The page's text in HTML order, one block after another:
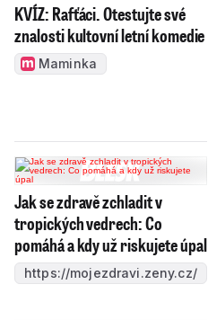
KVÍZ: Rafťáci. Otestujte své
znalosti kultovní letní komedie
Maminka
Jak se zdravě zchladit v
tropických vedrech: Co
pomáhá a kdy už riskujete úpal
https://mojezdravi.zeny.cz/